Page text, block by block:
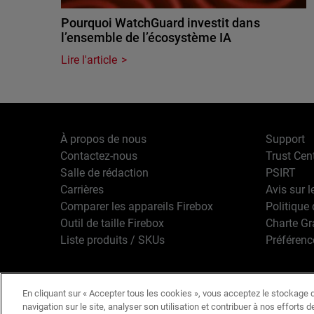
Pourquoi WatchGuard investit dans
l’ensemble de l’écosystème IA
Lire l'article
À propos de nous
Contactez-nous
Salle de rédaction
Carrières
Comparer les appareils Firebox
Outil de taille Firebox
Liste produits / SKUs
Support
Trust
PSIRT
Avis sur
Politique
Charte
Français Copyright ©
En cliquant sur « Accepter tous les cookies », vous acceptez le stockage
navigation sur le site, analyser son utilisation et contribuer à nos efforts